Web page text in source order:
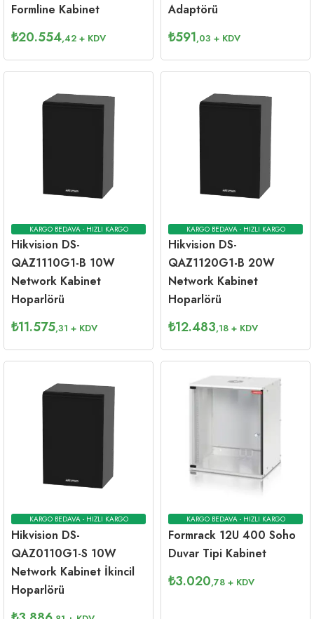
Formline Kabinet
₺20.554,42 + KDV
Adaptörü
₺591,03 + KDV
KARGO BEDAVA - HIZLI KARGO
Hikvision DS-
QAZ1110G1-B 10W
Network Kabinet
Hoparlörü
₺11.575,31 + KDV
KARGO BEDAVA - HIZLI KARGO
Hikvision DS-
QAZ1120G1-B 20W
Network Kabinet
Hoparlörü
₺12.483,18 + KDV
KARGO BEDAVA - HIZLI KARGO
Hikvision DS-
QAZ0110G1-S 10W
Network Kabinet İkincil
Hoparlörü
KARGO BEDAVA - HIZLI KARGO
Formrack 12U 400 Soho
Duvar Tipi Kabinet
₺3.020,78 + KDV